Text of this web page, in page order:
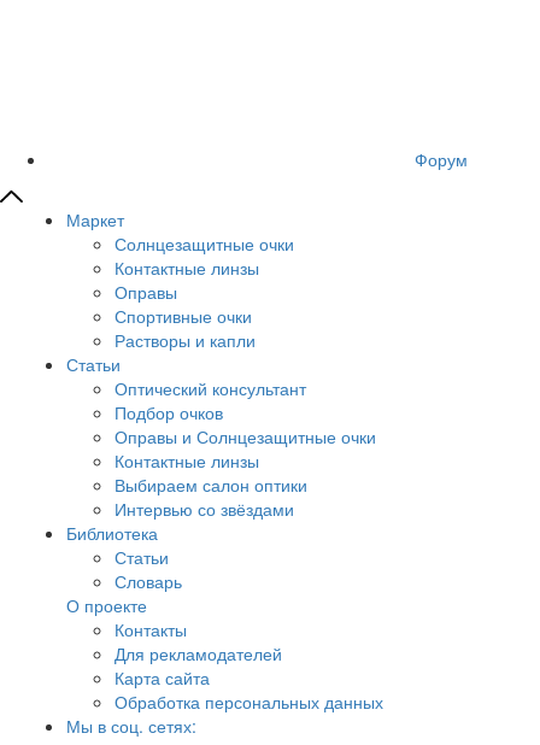
Форум
Маркет
Солнцезащитные очки
Контактные линзы
Оправы
Спортивные очки
Растворы и капли
Статьи
Оптический консультант
Подбор очков
Оправы и Солнцезащитные очки
Контактные линзы
Выбираем салон оптики
Интервью со звёздами
Библиотека
Статьи
Словарь
О проекте
Контакты
Для рекламодателей
Карта сайта
Обработка персональных данных
Мы в соц. сетях: